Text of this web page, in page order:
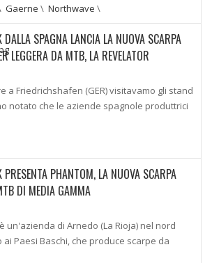
Gaerne \ Northwave \
DALLA SPAGNA LANCIA LA NUOVA SCARPA
LEGGERA DA MTB, LA REVELATOR
a Friedrichshafen (GER) visitavamo gli stand
notato che le aziende spagnole produttrici
PRESENTA PHANTOM, LA NUOVA SCARPA
DI MEDIA GAMMA
un'azienda di Arnedo (La Rioja) nel nord
ai Paesi Baschi, che produce scarpe da